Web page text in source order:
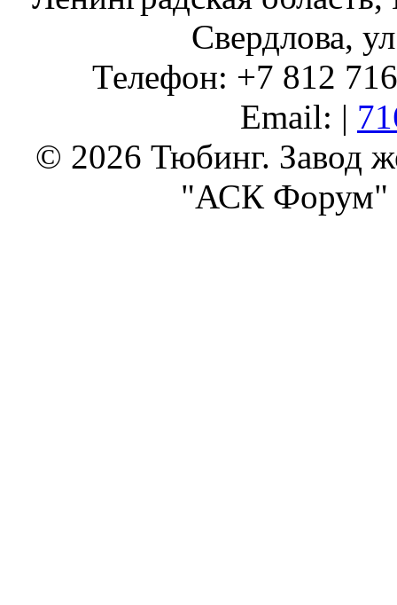
Свердлова,
Телефон: +7 812
Email: |
© 2026 Тюбинг. Завод
"АСК Форум"